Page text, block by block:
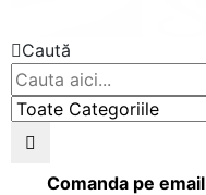
Caută
Comanda pe email